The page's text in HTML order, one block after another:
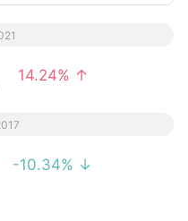
14.24% ↑
-10.34% ↓